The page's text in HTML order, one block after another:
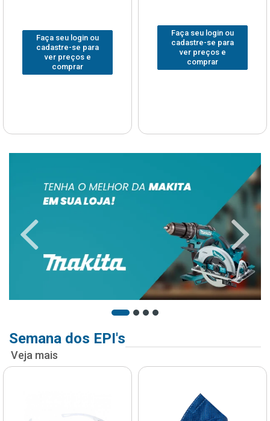
Faça seu login ou
cadastre-se para
ver preços e
comprar
Faça seu login ou
cadastre-se para
ver preços e
comprar
Semana dos EPI's
Veja mais